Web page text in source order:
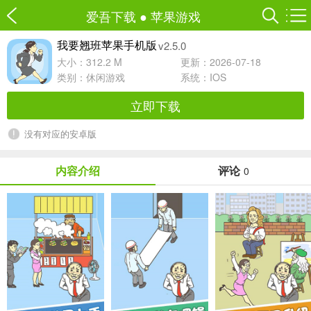
爱吾下载 ● 苹果游戏
我要翘班苹果手机版 v2.5.0
大小：312.2 M
更新：2026-07-18
类别： 休闲游戏 系统：IOS
立即下载
没有对应的安卓版
内容介绍 评论 0